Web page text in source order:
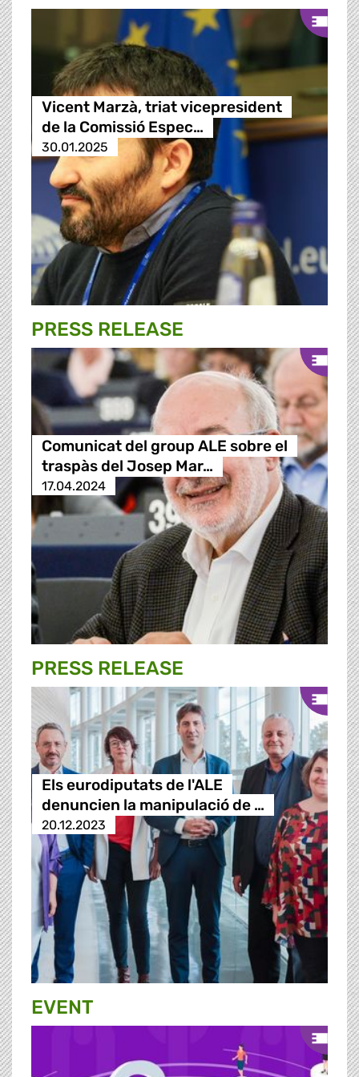
Vicent Marzà, triat vicepresident
de la Comissió Espec…
30.01.2025
PRESS RELEASE
Comunicat del group ALE sobre el
traspàs del Josep Mar…
17.04.2024
PRESS RELEASE
Els eurodiputats de l'ALE
denuncien la manipulació de …
20.12.2023
EVENT